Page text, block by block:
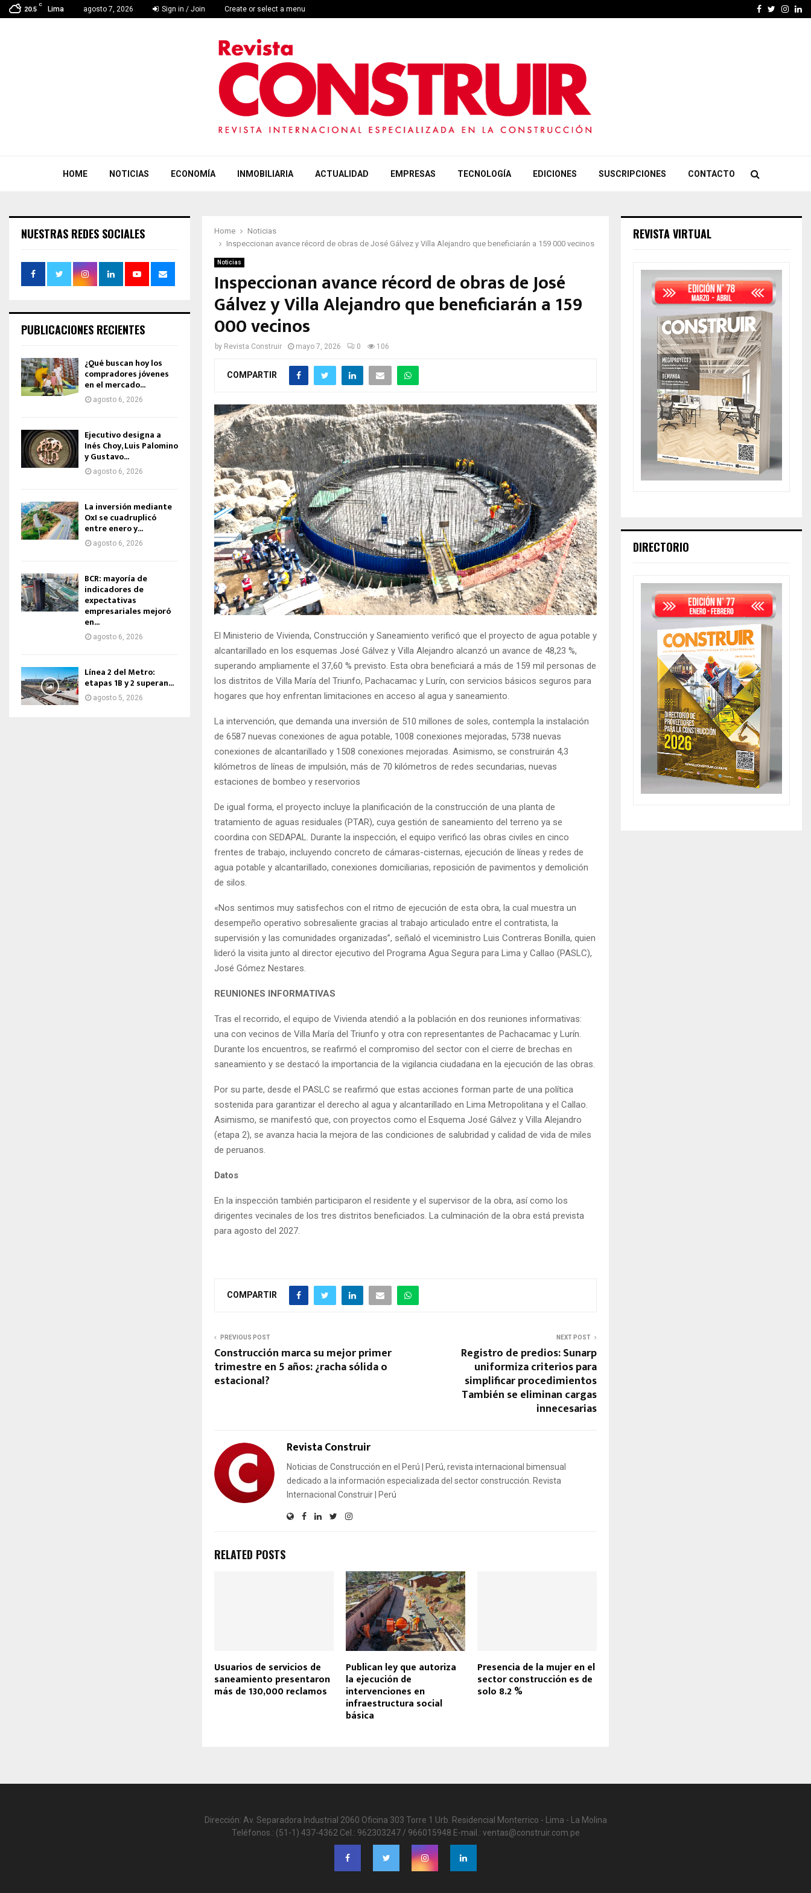
20.5
C
Lima agosto 7, 2026 Sign in / Join Create or select a menu Facebook
Twitter
HOME NOTICIAS ECONOMÍA INMOBILIARIA ACTUALIDAD EMPRESAS TECNOLOGÍA EDICIONES SUSCRIPCIONES CONTACTO
Home
Noticias
Inspeccionan avance récord de obras de José Gálvez y Villa Alejandro que beneficiarán a 159 000 vecinos
Noticias
Inspeccionan avance récord de obras de José
Gálvez y Villa Alejandro que beneficiarán a 159
000 vecinos
by Revista Construir mayo 7, 2026 0 106
COMPARTIR
El Ministerio de Vivienda, Construcción y Saneamiento verificó que el proyecto de agua potable y
alcantarillado en los esquemas José Gálvez y Villa Alejandro alcanzó un avance de 48,23 %,
superando ampliamente el 37,60 % previsto. Esta obra beneficiará a más de 159 mil personas de
los distritos de Villa María del Triunfo, Pachacamac y Lurín, con servicios básicos seguros para
hogares que hoy enfrentan limitaciones en acceso al agua y saneamiento.
La intervención, que demanda una inversión de 510 millones de soles, contempla la instalación
de 6587 nuevas conexiones de agua potable, 1008 conexiones mejoradas, 5738 nuevas
conexiones de alcantarillado y 1508 conexiones mejoradas. Asimismo, se construirán 4,3
kilómetros de líneas de impulsión, más de 70 kilómetros de redes secundarias, nuevas
estaciones de bombeo y reservorios
De igual forma, el proyecto incluye la planificación de la construcción de una planta de
tratamiento de aguas residuales (PTAR), cuya gestión de saneamiento del terreno ya se
coordina con SEDAPAL. Durante la inspección, el equipo verificó las obras civiles en cinco
frentes de trabajo, incluyendo concreto de cámaras-cisternas, ejecución de líneas y redes de
agua potable y alcantarillado, conexiones domiciliarias, reposición de pavimentos y demolición
de silos.
«Nos sentimos muy satisfechos con el ritmo de ejecución de esta obra, la cual muestra un
desempeño operativo sobresaliente gracias al trabajo articulado entre el contratista, la
supervisión y las comunidades organizadas”, señaló el viceministro Luis Contreras Bonilla, quien
lideró la visita junto al director ejecutivo del Programa Agua Segura para Lima y Callao (PASLC),
José Gómez Nestares.
REUNIONES INFORMATIVAS
Tras el recorrido, el equipo de Vivienda atendió a la población en dos reuniones informativas:
una con vecinos de Villa María del Triunfo y otra con representantes de Pachacamac y Lurín.
Durante los encuentros, se reafirmó el compromiso del sector con el cierre de brechas en
saneamiento y se destacó la importancia de la vigilancia ciudadana en la ejecución de las obras.
Por su parte, desde el PASLC se reafirmó que estas acciones forman parte de una política
sostenida para garantizar el derecho al agua y alcantarillado en Lima Metropolitana y el Callao.
Asimismo, se manifestó que, con proyectos como el Esquema José Gálvez y Villa Alejandro
(etapa 2), se avanza hacia la mejora de las condiciones de salubridad y calidad de vida de miles
de peruanos.
Datos
En la inspección también participaron el residente y el supervisor de la obra, así como los
dirigentes vecinales de los tres distritos beneficiados. La culminación de la obra está prevista
para agosto del 2027.
COMPARTIR
PREVIOUS POST
Construcción marca su mejor primer
trimestre en 5 años: ¿racha sólida o
estacional?
NEXT POST
Registro de predios: Sunarp
uniformiza criterios para
simplificar procedimientos
También se eliminan cargas
innecesarias
Revista Construir
Noticias de Construcción en el Perú | Perú, revista internacional bimensual
dedicado a la información especializada del sector construcción. Revista
Internacional Construir | Perú
RELATED POSTS
Usuarios de servicios de
saneamiento presentaron
más de 130,000 reclamos
Publican ley que autoriza
la ejecución de
intervenciones en
infraestructura social
básica
Presencia de la mujer en el
sector construcción es de
solo 8.2 %
NUESTRAS REDES SOCIALES
PUBLICACIONES RECIENTES
¿Qué buscan hoy los
compradores jóvenes
en el mercado...
agosto 6, 2026
Ejecutivo designa a
Inés Choy, Luis Palomino
y Gustavo...
agosto 6, 2026
La inversión mediante
OxI se cuadruplicó
entre enero y...
agosto 6, 2026
BCR: mayoría de
indicadores de
expectativas
empresariales mejoró
en...
agosto 6, 2026
Línea 2 del Metro:
etapas 1B y 2 superan...
agosto 5, 2026
REVISTA VIRTUAL
DIRECTORIO
Dirección: Av. Separadora Industrial 2060 Oficina 303 Torre 1 Urb. Residencial Monterrico - Lima - La Molina
Teléfonos.: (51-1) 437-4362 Cel.: 962303247 / 966015948 E-mail.: ventas@construir.com.pe